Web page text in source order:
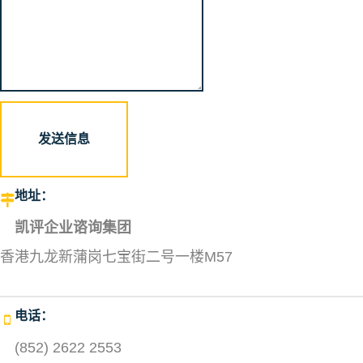
发送信息
地址：
凯评企业谘询集团
香港九龙新蒲岗七宝街二号一楼M57
电话：
(852) 2622 2553